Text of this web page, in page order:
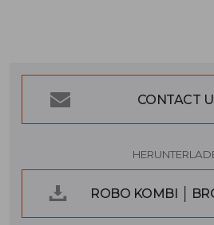
CONTACT
ROBO KOMBI │